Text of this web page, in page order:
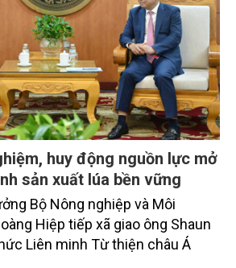
huy động nguồn lực mở
sản xuất lúa bền vững
Bộ Nông nghiệp và Môi
Hiệp tiếp xã giao ông Shaun